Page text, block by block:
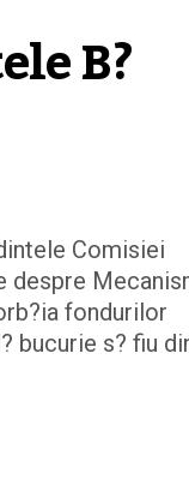
B?
Comisiei
despre
fondurilor
bucurie s? fiu